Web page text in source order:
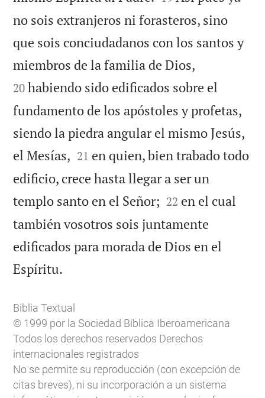
no sois extranjeros ni forasteros, sino
que sois conciudadanos con los santos y
miembros de la familia de Dios,
20 habiendo sido edificados sobre el
fundamento de los apóstoles y profetas,
siendo la piedra angular el mismo Jesús,
el Mesías, 

21 en quien, bien trabado todo
edificio, crece hasta llegar a ser un
templo santo en el Señor; 

22 en el cual
también vosotros sois juntamente
edificados para morada de Dios en el
Espíritu.
Biblia Textual
© 1999 por la Sociedad Bíblica Iberoamericana
Todos los derechos reservados Derechos
internacionales registrados
No se permite su reproducción (con excepción de
citas breves), ni su incorporación a un sistema